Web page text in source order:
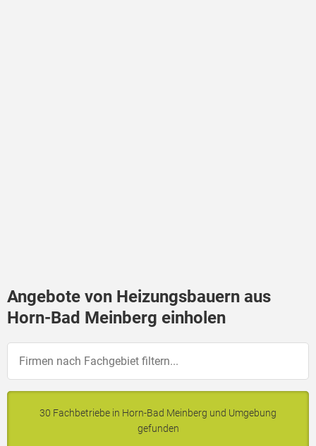
Angebote von Heizungsbauern aus
Horn-Bad Meinberg einholen
30 Fachbetriebe in Horn-Bad Meinberg und Umgebung
gefunden